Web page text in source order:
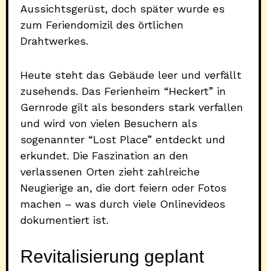
Aussichtsgerüst, doch später wurde es
zum Feriendomizil des örtlichen
Drahtwerkes.
Heute steht das Gebäude leer und verfällt
zusehends. Das Ferienheim “Heckert” in
Gernrode gilt als besonders stark verfallen
und wird von vielen Besuchern als
sogenannter “Lost Place” entdeckt und
erkundet. Die Faszination an den
verlassenen Orten zieht zahlreiche
Neugierige an, die dort feiern oder Fotos
machen – was durch viele Onlinevideos
dokumentiert ist.
Revitalisierung geplant